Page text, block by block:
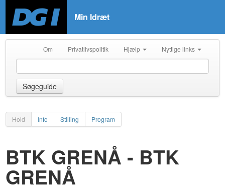
Min Idræt
Om Privatlivspolitik Hjælp Nyttige links
Søgeguide
Hold Info Stilling Program
BTK GRENÅ - BTK
GRENÅ